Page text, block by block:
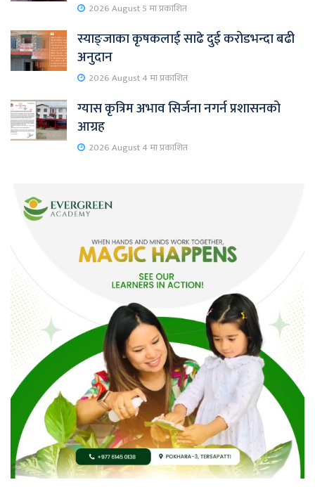
2026 August 5 मा प्रकाशित
स्याङ्जाका कृषकलाई साढे दुई करोडभन्दा बढी
अनुदान
2026 August 4 मा प्रकाशित
ग्यास कृत्रिम अभाव सिर्जना नगर्न प्रशासनको
आग्रह
2026 August 4 मा प्रकाशित